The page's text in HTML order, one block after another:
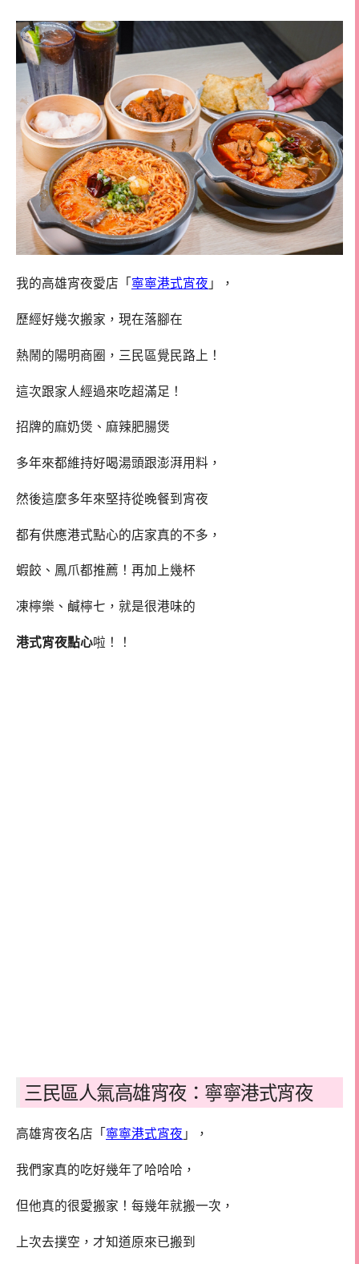
我的高雄宵夜愛店「 寧寧港式宵夜 」，
歷經好幾次搬家，現在落腳在
熱鬧的陽明商圈，三民區覺民路上！
這次跟家人經過來吃超滿足！
招牌的麻奶煲、麻辣肥腸煲
多年來都維持好喝湯頭跟澎湃用料，
然後這麼多年來堅持從晚餐到宵夜
都有供應港式點心的店家真的不多，
蝦餃、鳳爪都推薦！再加上幾杯
凍檸樂、鹹檸七，就是很港味的
港式宵夜點心啦！！
三民區人氣高雄宵夜：寧寧港式宵夜
高雄宵夜名店「 寧寧港式宵夜 」，
我們家真的吃好幾年了哈哈哈，
但他真的很愛搬家！每幾年就搬一次，
上次去撲空，才知道原來已搬到